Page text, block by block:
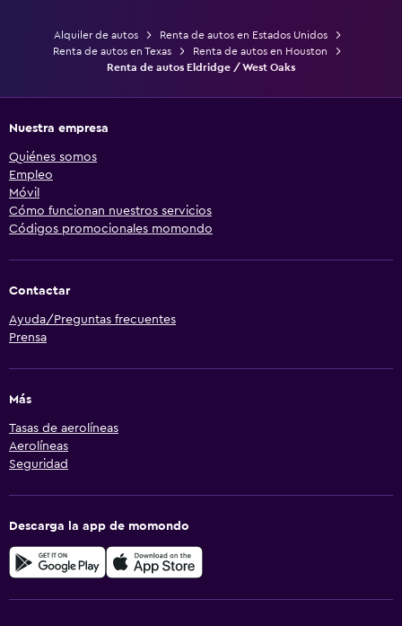
Alquiler de autos
Renta de autos en Estados Unidos
Renta de autos en Texas
Renta de autos en Houston
Renta de autos Eldridge / West Oaks
Nuestra empresa
Quiénes somos
Empleo
Móvil
Cómo funcionan nuestros servicios
Códigos promocionales momondo
Contactar
Ayuda/Preguntas frecuentes
Prensa
Más
Tasas de aerolíneas
Aerolíneas
Seguridad
Descarga la app de momondo